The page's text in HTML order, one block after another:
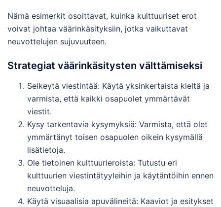
Nämä esimerkit osoittavat, kuinka kulttuuriset erot
voivat johtaa väärinkäsityksiin, jotka vaikuttavat
neuvottelujen sujuvuuteen.
Strategiat väärinkäsitysten välttämiseksi
Selkeytä viestintää: Käytä yksinkertaista kieltä ja
varmista, että kaikki osapuolet ymmärtävät
viestit.
Kysy tarkentavia kysymyksiä: Varmista, että olet
ymmärtänyt toisen osapuolen oikein kysymällä
lisätietoja.
Ole tietoinen kulttuurieroista: Tutustu eri
kulttuurien viestintätyyleihin ja käytäntöihin ennen
neuvotteluja.
Käytä visuaalisia apuvälineitä: Kaaviot ja esitykset